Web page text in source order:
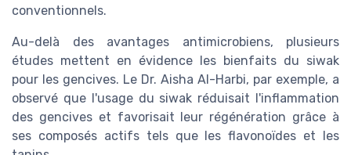
conventionnels.
Au-delà des avantages antimicrobiens, plusieurs
études mettent en évidence les bienfaits du siwak
pour les gencives. Le Dr. Aisha Al-Harbi, par exemple, a
observé que l'usage du siwak réduisait l'inflammation
des gencives et favorisait leur régénération grâce à
ses composés actifs tels que les flavonoïdes et les